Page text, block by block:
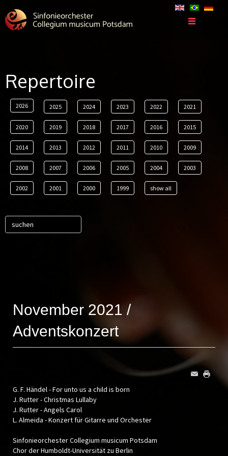
Repertoire
2026 2025 2024 2023 2022 2021
2020 2019 2018 2017 2016 2015
2014 2013 2012 2011 2010 2009
2008 2007 2006 2005 2004 2003
2002 2001 2000 1999 show all
November 2021 /
Adventskonzert
G. F. Händel - For unto us a child is born
J. Rutter - Christmas Lullaby
J. Rutter - Angels Carol
L. Almeida - Konzert für Gitarre und Orchester
Sinfonieorchester Collegium musicum Potsdam
Chor der Humboldt-Universität zu Berlin